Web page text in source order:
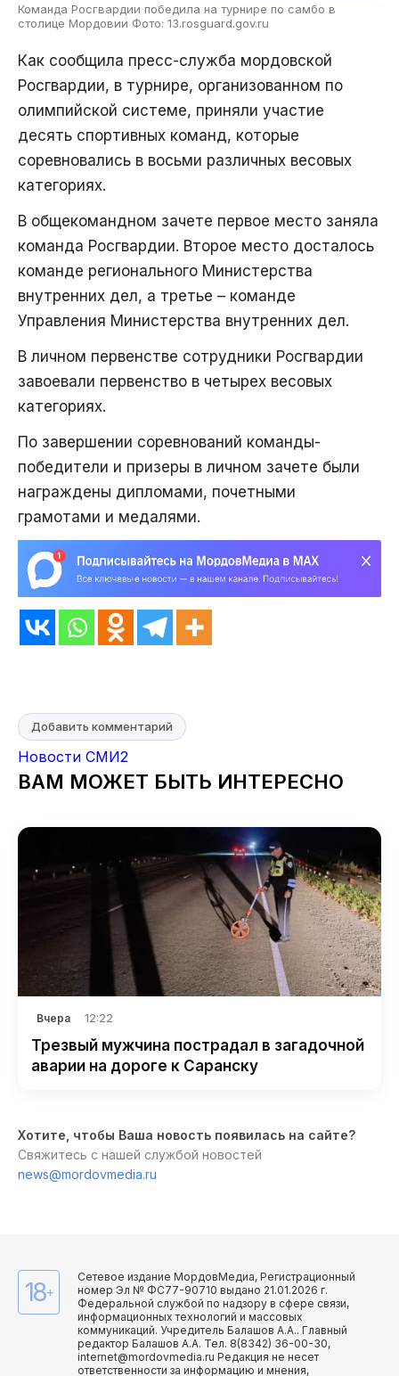
Команда Росгвардии победила на турнире по самбо в
столице Мордовии Фото: 13.rosguard.gov.ru
Как сообщила пресс-служба мордовской
Росгвардии, в турнире, организованном по
олимпийской системе, приняли участие
десять спортивных команд, которые
соревновались в восьми различных весовых
категориях.
В общекомандном зачете первое место заняла
команда Росгвардии. Второе место досталось
команде регионального Министерства
внутренних дел, а третье – команде
Управления Министерства внутренних дел.
В личном первенстве сотрудники Росгвардии
завоевали первенство в четырех весовых
категориях.
По завершении соревнований команды-
победители и призеры в личном зачете были
награждены дипломами, почетными
грамотами и медалями.
Добавить комментарий
Новости СМИ2
ВАМ МОЖЕТ БЫТЬ ИНТЕРЕСНО
Вчера 12:22
Трезвый мужчина пострадал в загадочной
аварии на дороге к Саранску
Хотите, чтобы Ваша новость появилась на сайте?
Свяжитесь с нашей службой новостей
news@mordovmedia.ru
18+
Сетевое издание МордовМедиа, Регистрационный
номер Эл № ФС77-90710 выдано 21.01.2026 г.
Федеральной службой по надзору в сфере связи,
информационных технологий и массовых
коммуникаций. Учредитель Балашов А.А.. Главный
редактор Балашов А.А. Тел. 8(8342) 36-00-30,
internet@mordovmedia.ru Редакция не несет
ответственности за информацию и мнения,